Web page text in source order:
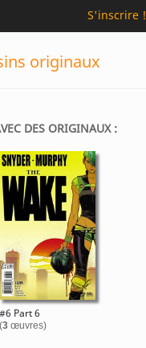
S'inscrire !
originaux
DES ORIGINAUX :
#6 Part 6
(3 œuvres)